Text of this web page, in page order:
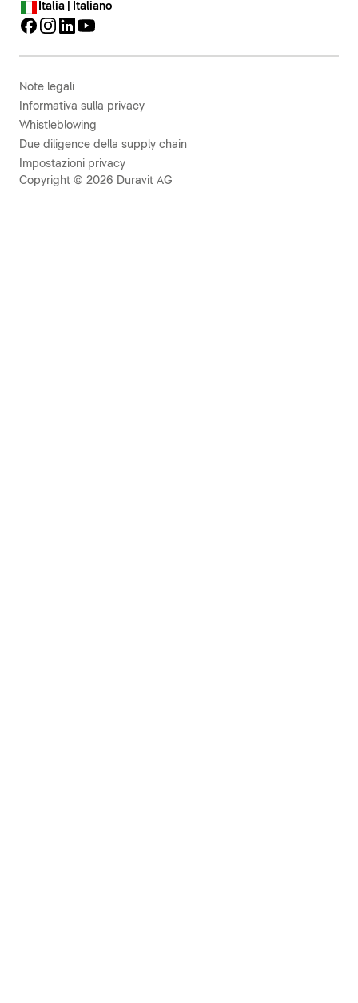
Italia | Italiano
Note legali
Informativa sulla privacy
Whistleblowing
Due diligence della supply chain
Impostazioni privacy
Copyright © 2026 Duravit AG